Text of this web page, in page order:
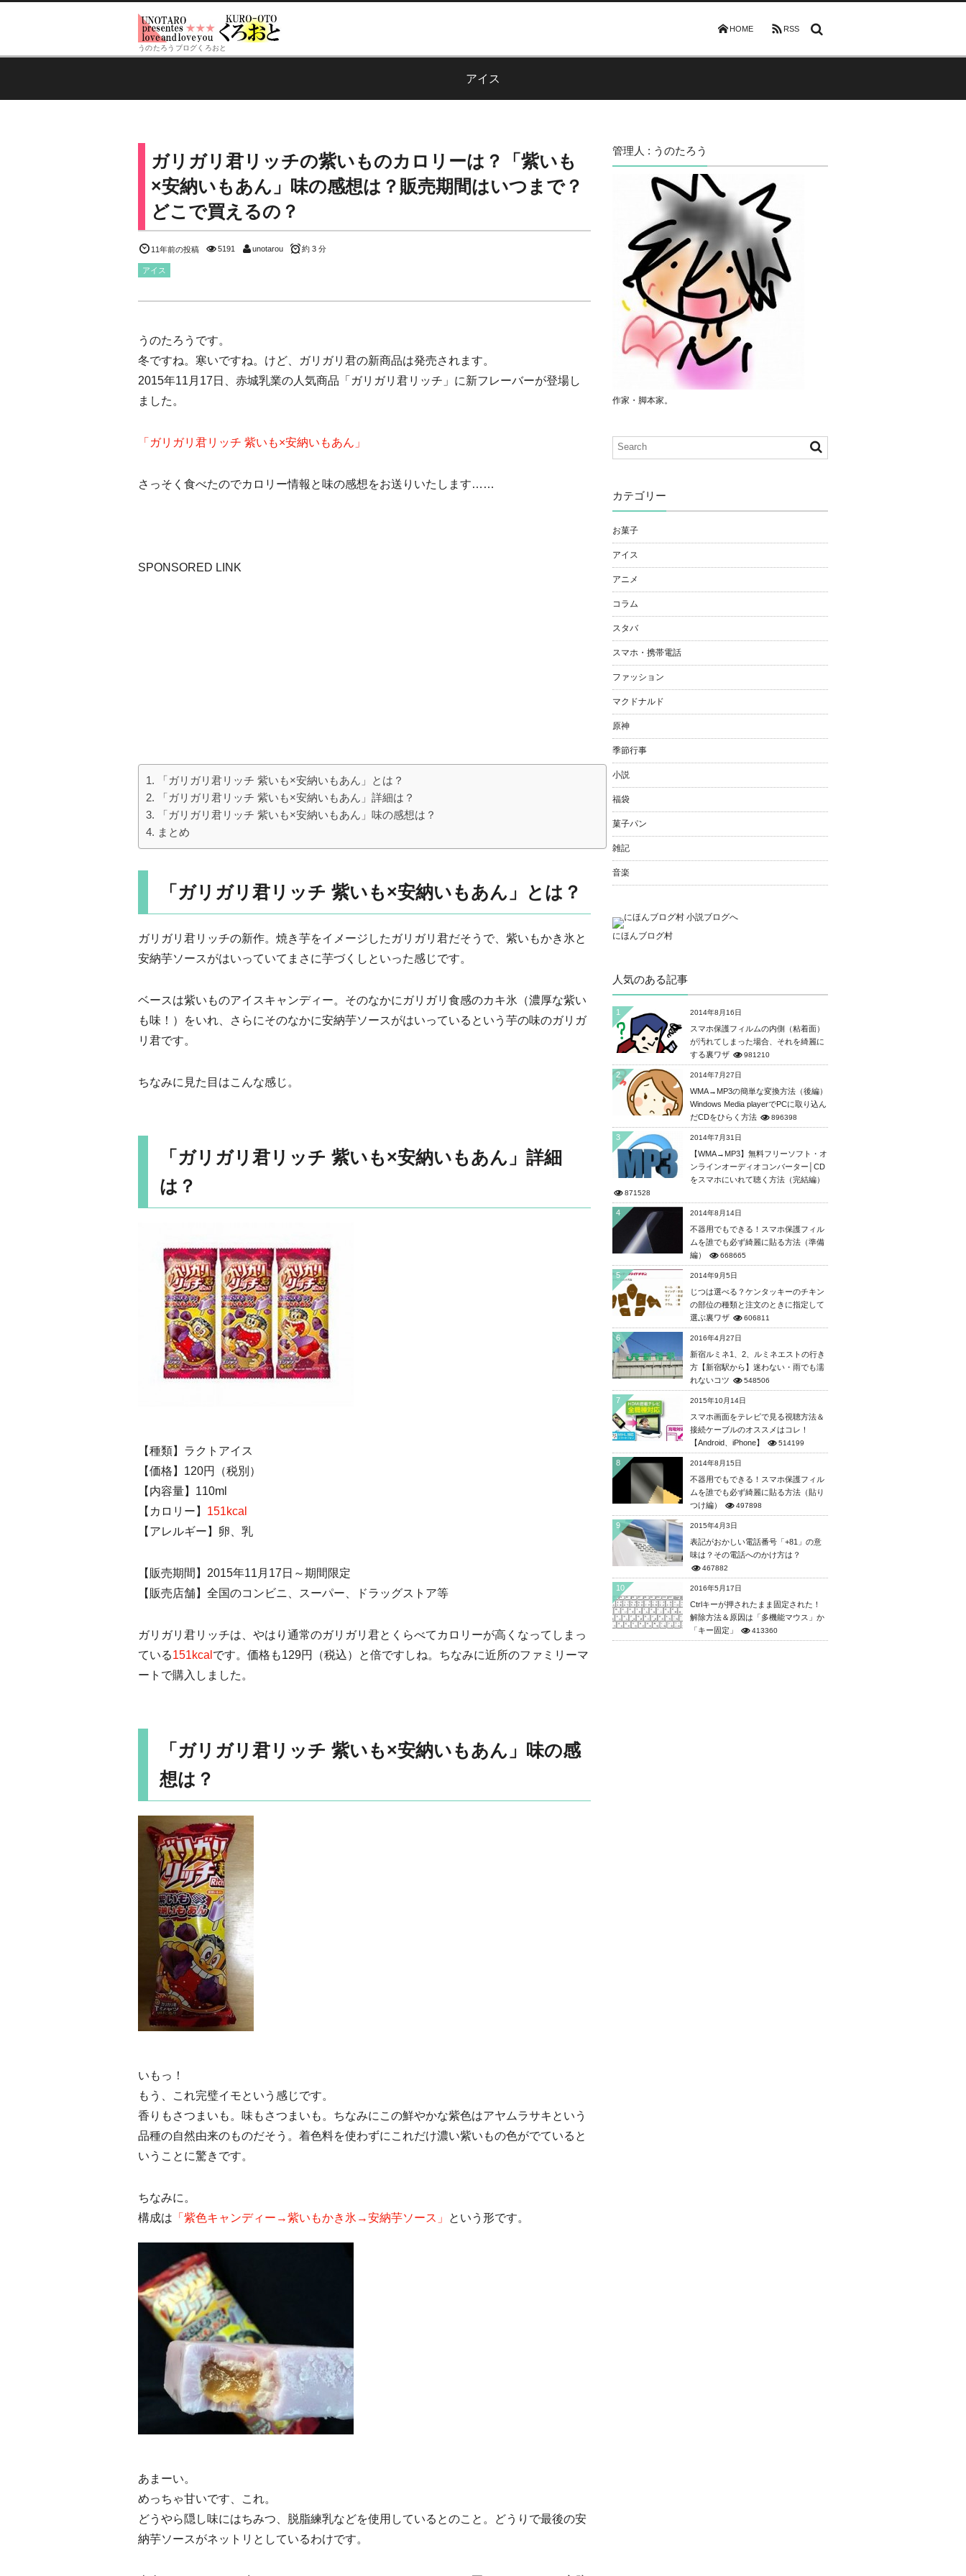
うのたろうブログくろおと
HOME RSS
アイス
ガリガリ君リッチの紫いものカロリーは？「紫いも
×安納いもあん」味の感想は？販売期間はいつまで？
どこで買えるの？
11年前の投稿 5191 unotarou 約 3 分
アイス
うのたろうです。
冬ですね。寒いですね。けど、ガリガリ君の新商品は発売されます。
2015年11月17日、赤城乳業の人気商品「ガリガリ君リッチ」に新フレーバーが登場し
ました。
「ガリガリ君リッチ 紫いも×安納いもあん」
さっそく食べたのでカロリー情報と味の感想をお送りいたします……
SPONSORED LINK
「ガリガリ君リッチ 紫いも×安納いもあん」とは？
「ガリガリ君リッチ 紫いも×安納いもあん」詳細は？
「ガリガリ君リッチ 紫いも×安納いもあん」味の感想は？
まとめ
「ガリガリ君リッチ 紫いも×安納いもあん」とは？
ガリガリ君リッチの新作。焼き芋をイメージしたガリガリ君だそうで、紫いもかき氷と
安納芋ソースがはいっていてまさに芋づくしといった感じです。
ベースは紫いものアイスキャンディー。そのなかにガリガリ食感のカキ氷（濃厚な紫い
も味！）をいれ、さらにそのなかに安納芋ソースがはいっているという芋の味のガリガ
リ君です。
ちなみに見た目はこんな感じ。
「ガリガリ君リッチ 紫いも×安納いもあん」詳細
は？
【種類】ラクトアイス
【価格】120円（税別）
【内容量】110ml
【カロリー】 151kcal
【アレルギー】卵、乳
【販売期間】2015年11月17日～期間限定
【販売店舗】全国のコンビニ、スーパー、ドラッグストア等
ガリガリ君リッチは、やはり通常のガリガリ君とくらべてカロリーが高くなってしまっ
ている151kcal です。価格も129円（税込）と倍ですしね。ちなみに近所のファミリーマ
ートで購入しました。
「ガリガリ君リッチ 紫いも×安納いもあん」味の感
想は？
いもっ！
もう、これ完璧イモという感じです。
香りもさつまいも。味もさつまいも。ちなみにこの鮮やかな紫色はアヤムラサキという
品種の自然由来のものだそう。着色料を使わずにこれだけ濃い紫いもの色がでていると
いうことに驚きです。
ちなみに。
構成は 「紫色キャンディー→紫いもかき氷→安納芋ソース」 という形です。
あまーい。
めっちゃ甘いです、これ。
どうやら隠し味にはちみつ、脱脂練乳などを使用しているとのこと。どうりで最後の安
納芋ソースがネットリとしているわけです。
管理人 : うのたろう
作家・脚本家。
カテゴリー
お菓子
アイス
アニメ
コラム
スタバ
スマホ・携帯電話
ファッション
マクドナルド
原神
季節行事
小説
福袋
菓子パン
雑記
音楽
にほんブログ村
人気のある記事
1 2014年8月16日
スマホ保護フィルムの内側（粘着面）
が汚れてしまった場合、それを綺麗に
する裏ワザ
981210
2 2014年7月27日
WMA→MP3の簡単な変換方法（後編）
Windows Media playerでPCに取り込ん
だCDをひらく方法
896398
3 2014年7月31日
【WMA→MP3】無料フリーソフト・オ
ンラインオーディオコンバーター│CD
をスマホにいれて聴く方法（完結編）
871528
4 2014年8月14日
不器用でもできる！スマホ保護フィル
ムを誰でも必ず綺麗に貼る方法（準備
編）
668665
5 2014年9月5日
じつは選べる？ケンタッキーのチキン
の部位の種類と注文のときに指定して
選ぶ裏ワザ
606811
6 2016年4月27日
新宿ルミネ1、2、ルミネエストの行き
方【新宿駅から】迷わない・雨でも濡
れないコツ
548506
7 2015年10月14日
スマホ画面をテレビで見る視聴方法＆
接続ケーブルのオススメはコレ！
【Android、iPhone】
514199
8 2014年8月15日
不器用でもできる！スマホ保護フィル
ムを誰でも必ず綺麗に貼る方法（貼り
つけ編）
497898
9 2015年4月3日
表記がおかしい電話番号「+81」の意
味は？その電話へのかけ方は？
467882
10 2016年5月17日
Ctrlキーが押されたまま固定された！
解除方法＆原因は「多機能マウス」か
「キー固定」
413360